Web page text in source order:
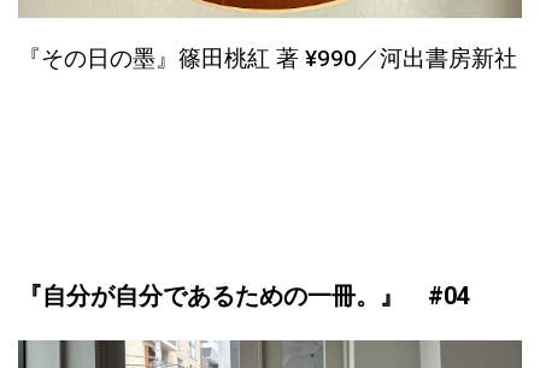
『その日の墨』篠田桃紅 著 ¥990／河出書房新社
『自分が自分であるための一冊。』 #04